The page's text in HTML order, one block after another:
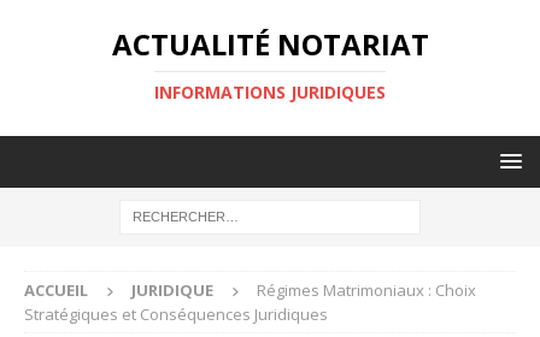
ACTUALITÉ NOTARIAT
INFORMATIONS JURIDIQUES
ACCUEIL JURIDIQUE
Régimes Matrimoniaux : Choix
Stratégiques et Conséquences Juridiques